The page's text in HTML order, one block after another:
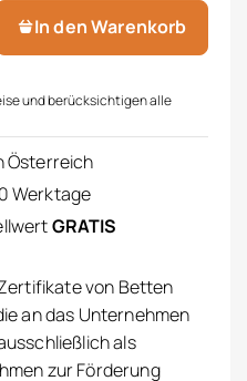
Menge
In den Warenkorb
und berücksichtigen alle
Österreich
Werktage
GRATIS
von Betten
an das Unternehmen
als
zur Förderung